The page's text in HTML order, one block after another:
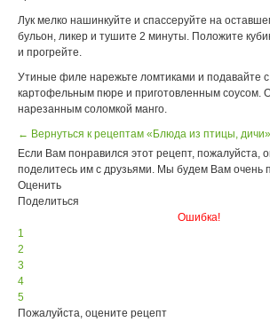
Лук мелко нашинкуйте и спассеруйте на
бульон, ликер и тушите 2 минуты. Положите
и прогрейте.
Утиные филе нарежьте ломтиками и подавайте
картофельным пюре и приготовленным соусом.
нарезанным соломкой манго.
← Вернуться к рецептам «Блюда из птицы, дичи»
Если Вам понравился этот рецепт, пожалуйста,
поделитесь им с друзьями. Мы будем Вам очень
Оценить
Поделиться
Ошибка!
1
2
3
4
5
Пожалуйста, оцените рецепт